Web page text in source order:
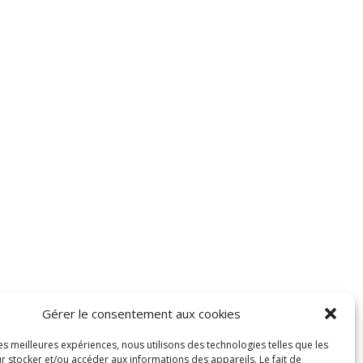
Gérer le consentement aux cookies
meilleures expériences, nous utilisons des technologies telles que les
stocker et/ou accéder aux informations des appareils. Le fait de